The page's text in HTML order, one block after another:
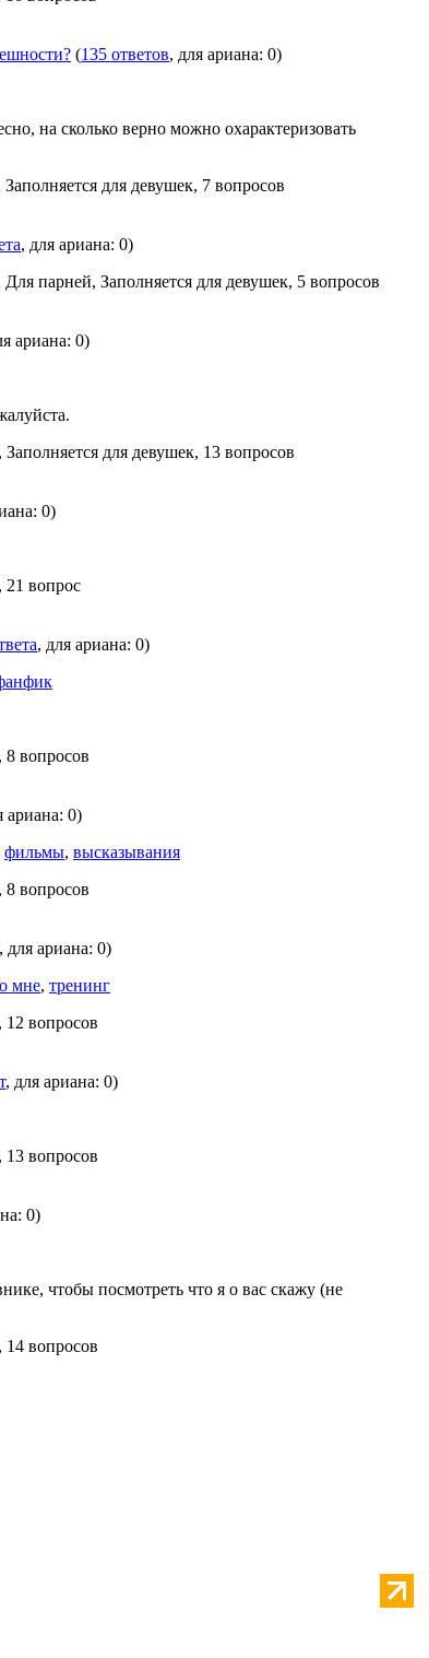
(135 ответов, для ариана: 0)
на сколько верно можно охарактеризовать
для девушек, 7 вопросов
, для ариана: 0)
парней, Заполняется для девушек, 5 вопросов
ариана: 0)
для девушек, 13 вопросов
0)
21 вопрос
, для ариана: 0)
8 вопросов
ариана: 0)
фильмы, высказывания
8 вопросов
, для ариана: 0)
мне, тренинг
12 вопросов
, для ариана: 0)
13 вопросов
0)
чтобы посмотреть что я о вас скажу (не
14 вопросов